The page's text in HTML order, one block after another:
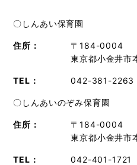
〇しんあい保育園
住所：
〒184-0004
東京都小金井市
TEL： 042-381-2263
〇しんあいのぞみ保育園
住所：
〒184-0004
東京都小金井市
TEL： 042-401-1721